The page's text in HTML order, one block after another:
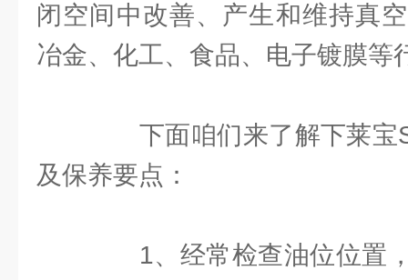
闭空间中改善、产生和维持真
冶金、化工、食品、电子镀膜等
下面咱们来了解下莱宝
及保养要点：
1、经常检查油位位置，